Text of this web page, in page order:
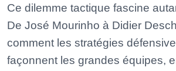
Ce dilemme tactique fascine
De José Mourinho à Didier
comment les stratégies
façonnent les grandes équipes,